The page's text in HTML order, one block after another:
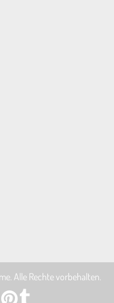
. Alle Rechte vorbehalten.